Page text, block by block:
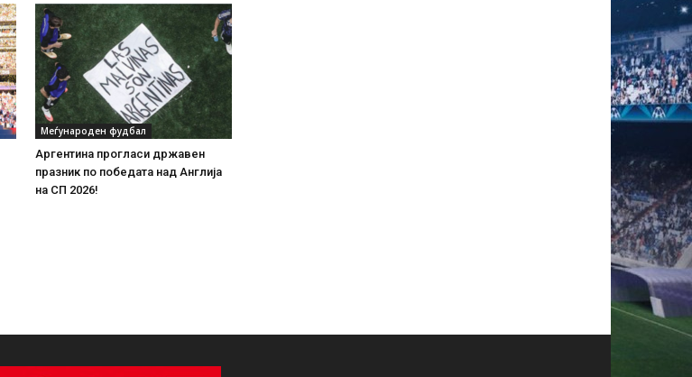
Меѓународен фудбал
Аргентина прогласи државен
празник по победата над Англија
на СП 2026!